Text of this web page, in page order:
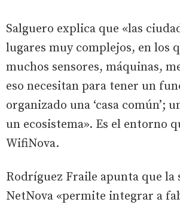
Salguero explica que «las
lugares muy complejos, en los
muchos sensores, máquinas,
eso necesitan para tener un
organizado una ‘casa común’;
un ecosistema». Es el entorno
WifiNova.
Rodríguez Fraile apunta que la
NetNova «permite integrar a